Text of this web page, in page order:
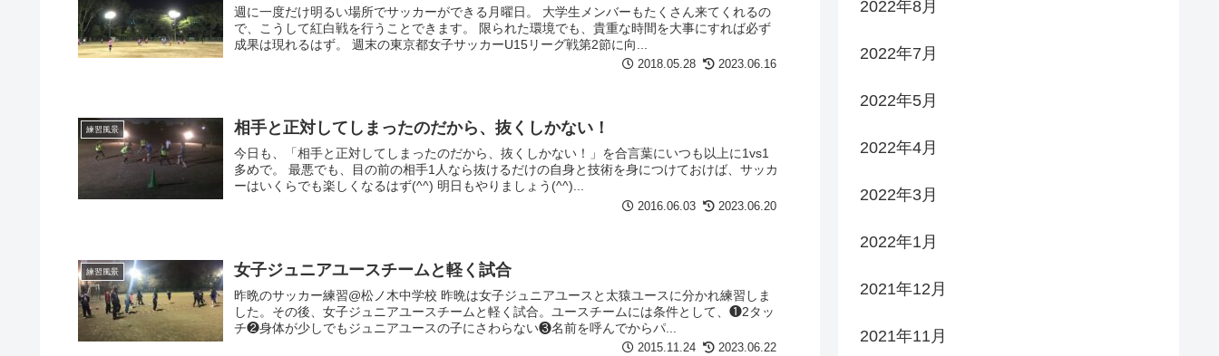
週に一度だけ明るい場所でサッカーができる月曜日。 大学生メンバーもたくさん来てくれるの
で、こうして紅白戦を行うことできます。 限られた環境でも、貴重な時間を大事にすれば必ず
成果は現れるはず。 週末の東京都女子サッカーU15リーグ戦第2節に向...
2018.05.28 2023.06.16
練習風景 相手と正対してしまったのだから、抜くしかない！
今日も、「相手と正対してしまったのだから、抜くしかない！」を合言葉にいつも以上に1vs1
多めで。 最悪でも、目の前の相手1人なら抜けるだけの自身と技術を身につけておけば、サッカ
ーはいくらでも楽しくなるはず(^^) 明日もやりましょう(^^)...
2016.06.03 2023.06.20
練習風景 女子ジュニアユースチームと軽く試合
昨晩のサッカー練習@松ノ木中学校 昨晩は女子ジュニアユースと太猿ユースに分かれ練習しま
した。その後、女子ジュニアユースチームと軽く試合。ユースチームには条件として、❶2タッ
チ❷身体が少しでもジュニアユースの子にさわらない❸名前を呼んでからパ...
2015.11.24 2023.06.22
2022年8月
2022年7月
2022年5月
2022年4月
2022年3月
2022年1月
2021年12月
2021年11月